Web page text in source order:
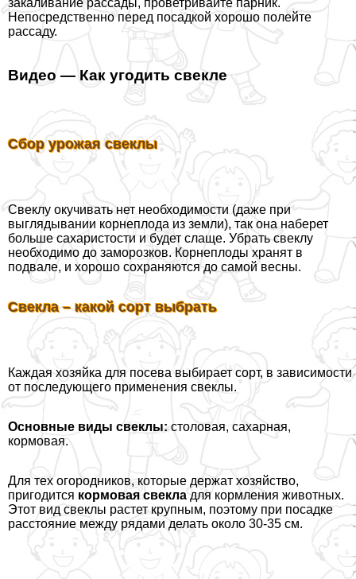
Непосредственно перед посадкой хорошо полейте
рассаду.
Видео — Как угодить свекле
Сбор урожая свеклы
Свеклу окучивать нет необходимости (даже при
выглядывании корнеплода из земли), так она наберет
больше сахаристости и будет слаще. Убрать свеклу
необходимо до заморозков. Корнеплоды хранят в
подвале, и хорошо сохраняются до самой весны.
Свекла – какой сорт выбрать
Каждая хозяйка для посева выбирает сорт, в зависимости
от последующего применения свеклы.
Основные виды свеклы:столовая, сахарная,
кормовая.
Для тех огородников, которые держат хозяйство,
пригодится кормовая свекла для кормления животных.
Этот вид свеклы растет крупным, поэтому при посадке
расстояние между рядами делать около 30-35 см.